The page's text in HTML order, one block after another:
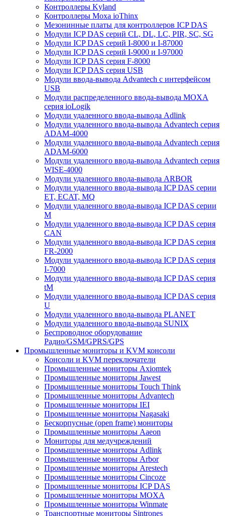
Контроллеры Kyland
Контроллеры Moxa ioThinx
Мезонинные платы для контроллеров ICP DAS
Модули ICP DAS серий CL, DL, LC, PIR, SC, SG
Модули ICP DAS серий I-8000 и I-87000
Модули ICP DAS серий I-9000 и I-97000
Модули ICP DAS серия F-8000
Модули ICP DAS серия USB
Модули ввода-вывода Advantech с интерфейсом
USB
Модули распределенного ввода-вывода MOXA
серия ioLogik
Модули удаленного ввода-вывода Adlink
Модули удаленного ввода-вывода Advantech серия
ADAM-4000
Модули удаленного ввода-вывода Advantech серия
ADAM-6000
Модули удаленного ввода-вывода Advantech серия
WISE-4000
Модули удаленного ввода-вывода ARBOR
Модули удаленного ввода-вывода ICP DAS серии
ET, ECAT, MQ
Модули удаленного ввода-вывода ICP DAS серии
M
Модули удаленного ввода-вывода ICP DAS серия
CAN
Модули удаленного ввода-вывода ICP DAS серия
FR-2000
Модули удаленного ввода-вывода ICP DAS серия
I-7000
Модули удаленного ввода-вывода ICP DAS серия
tM
Модули удаленного ввода-вывода ICP DAS серия
U
Модули удаленного ввода-вывода PLANET
Модули удаленного ввода-вывода SUNIX
Беспроводное оборудование
Радио/GSM/GPRS/GPS
Промышленные мониторы и KVM консоли
Консоли и KVM переключатели
Промышленные мониторы Axiomtek
Промышленные мониторы Jawest
Промышленные мониторы Touch Think
Промышленные мониторы Advantech
Промышленные мониторы IEI
Промышленные мониторы Nagasaki
Бескорпусные (open frame) мониторы
Промышленные мониторы Aaeon
Мониторы для медучреждений
Промышленные мониторы Adlink
Промышленные мониторы Arbor
Промышленные мониторы Arestech
Промышленные мониторы Cincoze
Промышленные мониторы ICP DAS
Промышленные мониторы MOXA
Промышленные мониторы Winmate
Транспортные мониторы Sintrones